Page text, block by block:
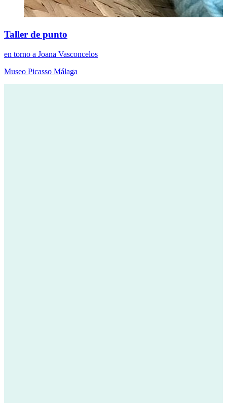
Taller de punto
en torno a Joana Vasconcelos
Museo Picasso Málaga